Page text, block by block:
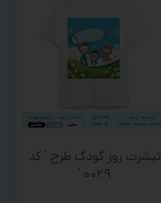
تیشرت روز کودک طرح ‘ کد
۰۰۲۹ ‘